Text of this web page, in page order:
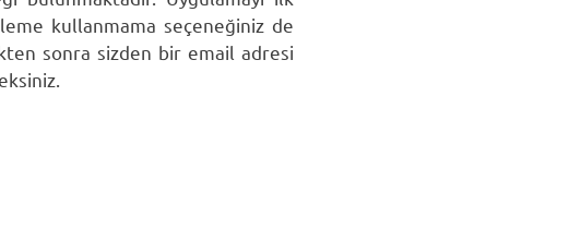
kullanmama seçeneğiniz de
sonra sizden bir email adresi